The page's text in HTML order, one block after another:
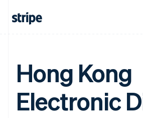
Hong Kong
Electronic